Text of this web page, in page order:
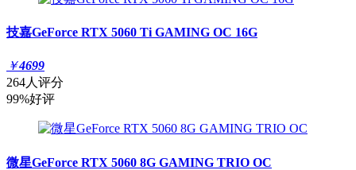
技嘉GeForce RTX 5060 Ti GAMING OC 16G
￥4699
264人评分
99%好评
微星GeForce RTX 5060 8G GAMING TRIO OC